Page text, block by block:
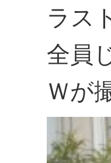
ラス
全員
Ｗが